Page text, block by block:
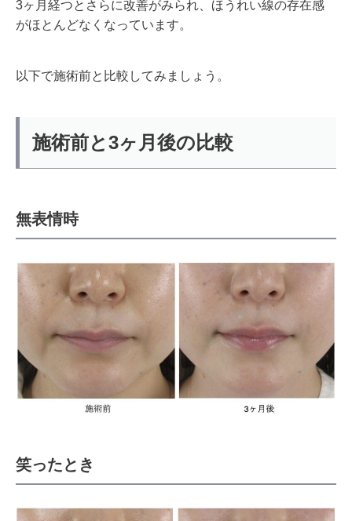
3ヶ月経つとさらに改善がみられ、ほうれい線の存在感
がほとんどなくなっています。
以下で施術前と比較してみましょう。
施術前と3ヶ月後の比較
無表情時
笑ったとき